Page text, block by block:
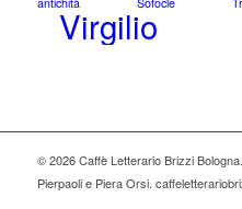
Virgilio
© 2026 Caffè Letterario Brizzi
Pierpaoli e Piera Orsi.